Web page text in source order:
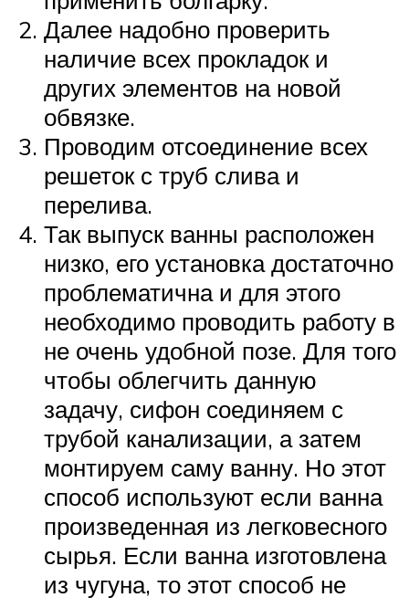
Далее надобно проверить
наличие всех прокладок и
других элементов на новой
обвязке.
Проводим отсоединение всех
решеток с труб слива и
перелива.
Так выпуск ванны расположен
низко, его установка достаточно
проблематична и для этого
необходимо проводить работу в
не очень удобной позе. Для того
чтобы облегчить данную
задачу, сифон соединяем с
трубой канализации, а затем
монтируем саму ванну. Но этот
способ используют если ванна
произведенная из легковесного
сырья. Если ванна изготовлена
из чугуна, то этот способ не